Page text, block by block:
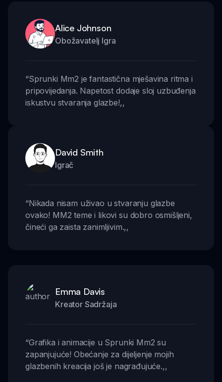
Alice Johnson
Obožavatelj Igra
“Sprunki Mm2 je fantastična mješavina ritma i
pripovijedanja. Napetost dodaje sloj uzbuđenja
iskustvu stvaranja glazbe!,,
David Smith
Igrač
“Nikada nisam uživao u stvaranju glazbe
ovako! MM2 teme i likovi su dobro osmišljeni,
čineći ga zaista zanimljivim.,,
Emma Davis
Kreator Sadržaja
“Grafika i animacije u Sprunki Mm2 su
zapanjujuće! Obećanje za dijeljenje mojih
glazbenih kreacija još je nagrađujuće.,,